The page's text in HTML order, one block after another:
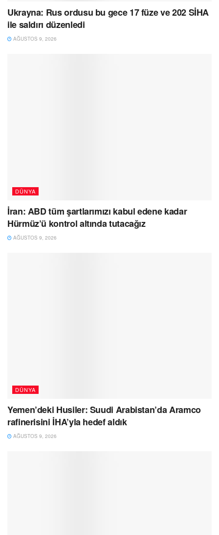
Ukrayna: Rus ordusu bu gece 17 füze ve 202 SİHA
ile saldırı düzenledi
AĞUSTOS 9, 2026
DÜNYA
İran: ABD tüm şartlarımızı kabul edene kadar
Hürmüz’ü kontrol altında tutacağız
AĞUSTOS 9, 2026
DÜNYA
Yemen’deki Husiler: Suudi Arabistan’da Aramco
rafinerisini İHA’yla hedef aldık
AĞUSTOS 9, 2026